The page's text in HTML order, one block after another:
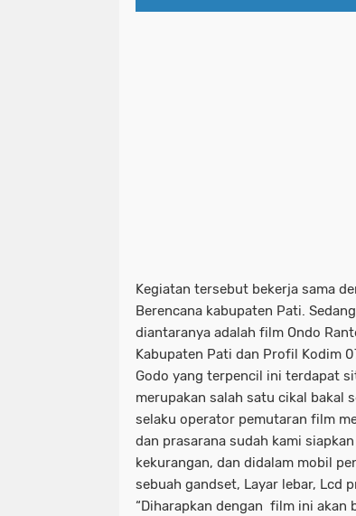
Kegiatan tersebut bekerja sama
Berencana kabupaten Pati.
diantaranya adalah film Ondo
Kabupaten Pati dan Profil Kodim
Godo yang terpencil ini terdapat
merupakan salah satu cikal bakal
selaku operator pemutaran film
dan prasarana sudah kami
kekurangan, dan didalam mobil
sebuah gandset, Layar lebar, Lcd
“Diharapkan dengan film ini akan